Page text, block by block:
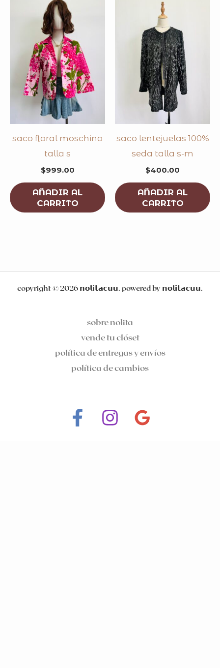
saco floral moschino
talla s
$999.00
AÑADIR AL
CARRITO
saco lentejuelas 100%
seda talla s-m
$400.00
AÑADIR AL
CARRITO
copyright © 2026 𝗻𝗼𝗹𝗶𝘁𝗮𝗰𝘂𝘂. powered by 𝗻𝗼𝗹𝗶𝘁𝗮𝗰𝘂𝘂.
sobre nolita
vende tu clóset
política de entregas y envíos
política de cambios